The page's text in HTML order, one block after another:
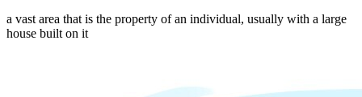
a vast area that is the property of an individual, usually with a large
house built on it